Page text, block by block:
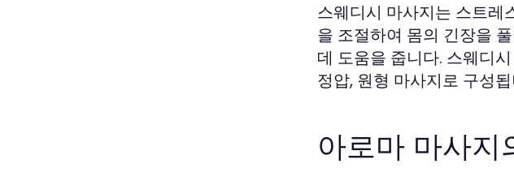
스웨디시 마사지는 스트레
을 조절하여 몸의 긴장을
데 도움을 줍니다. 스웨디
정압, 원형 마사지로 구성
아로마 마사지